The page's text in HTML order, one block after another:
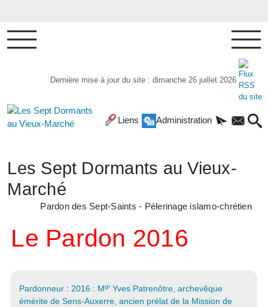
Dernière mise à jour du site : dimanche 26 juillet 2026
Liens Administration
Les Sept Dormants au Vieux-
Marché
Pardon des Sept-Saints - Pélerinage islamo-chrétien
Le Pardon 2016
Pardonneur: 2016 : MgrYves Patrenôtre, archevêque
émérite de Sens-Auxerre, ancien prélat de la Mission de